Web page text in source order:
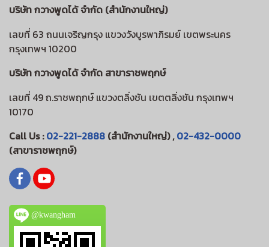
บริษัท กวางพูดได้ จำกัด (สำนักงานใหญ่)
เลขที่ 63 ถนนเจริญกรุง แขวงวังบูรพาภิรมย์ เขตพระนคร
กรุงเทพฯ 10200
บริษัท กวางพูดได้ จำกัด สาขาราชพฤกษ์
เลขที่ 49 ถ.ราชพฤกษ์ แขวงตลิ่งชัน เขตตลิ่งชัน กรุงเทพฯ
10170
Call Us :02-221-2888 (สำนักงานใหญ่) ,02-432-0000
(สาขาราชพฤกษ์)
@kwangham